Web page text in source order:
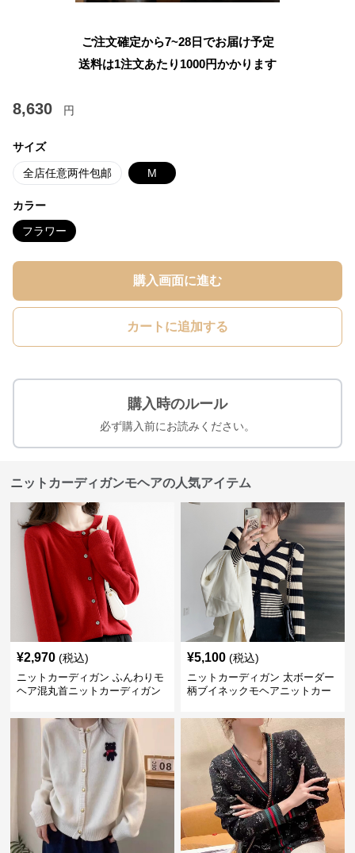
ご注文確定から7~28日でお届け予定
送料は1注文あたり 1000円かかります
8,630 円
サイズ
全店任意两件包邮 M
カラー
フラワー
購入画面に進む
カートに追加する
購入時のルール
必ず購入前にお読みください。
ニットカーディガンモヘアの人気アイテム
¥2,970 (税込)
ニットカーディガン ふんわりモ
ヘア混丸首ニットカーディガン
¥5,100 (税込)
ニットカーディガン 太ボーダー
柄ブイネックモヘアニットカー